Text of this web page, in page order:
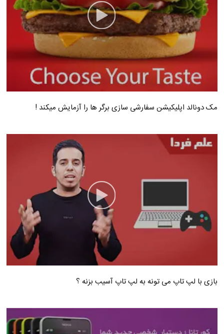
مک دونالد اپلیکیشن سفارشی سازی برگر ها را آزمایش میکند !
بازی با لپ تاپ می تونه به لپ تاپ آسیب بزنه ؟